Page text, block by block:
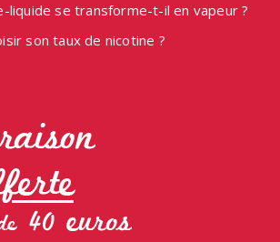
liquide se transforme-t-il en vapeur ?
son taux de nicotine ?